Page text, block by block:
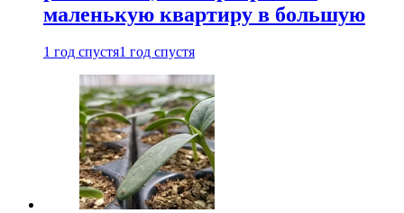
маленькую квартиру в большую
1 год спустя1 год спустя